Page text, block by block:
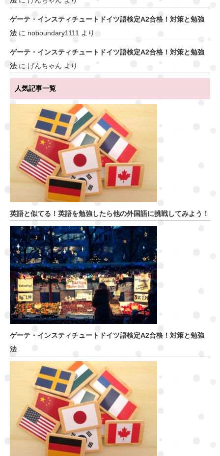
ゲーテ・インスティチュートドイツ語検定A2合格！対策と勉強
法 に noboundary1111 より
ゲーテ・インスティチュートドイツ語検定A2合格！対策と勉強
法 に げんちゃん より
人気記事一覧
英語と似てる！英語を勉強したら他の外国語に挑戦してみよう！
ゲーテ・インスティチュートドイツ語検定A2合格！対策と勉強
法